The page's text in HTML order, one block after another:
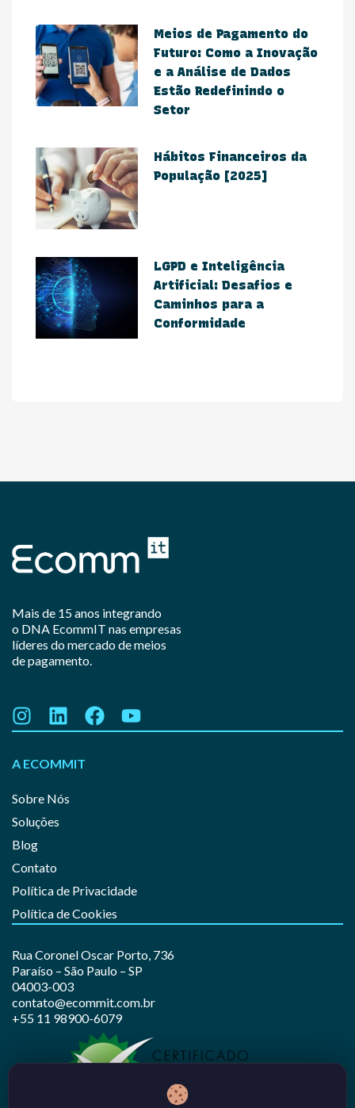
Meios de Pagamento do
Futuro: Como a Inovação
e a Análise de Dados
Estão Redefinindo o
Setor​
Hábitos Financeiros da
População [2025]
​LGPD e Inteligência
Artificial: Desafios e
Caminhos para a
Conformidade​
Mais de 15 anos integrando
o DNA EcommIT nas empresas
líderes do mercado de meios
de pagamento.
A ECOMMIT
Sobre Nós
Soluções
Blog
Contato
Política de Privacidade
Política de Cookies
Rua Coronel Oscar Porto, 736
Paraíso – São Paulo – SP
04003-003
contato@ecommit.com.br
+55 11 98900-6079